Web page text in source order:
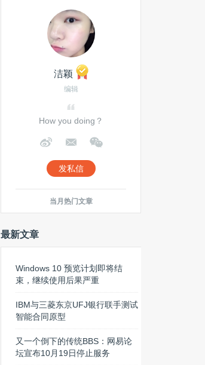
洁颖
编辑
How you doing？
发私信
当月热门文章
最新文章
Windows 10 预览计划即将结
束，继续使用后果严重
IBM与三菱东京UFJ银行联手测试
智能合同原型
又一个倒下的传统BBS：网易论
坛宣布10月19日停止服务